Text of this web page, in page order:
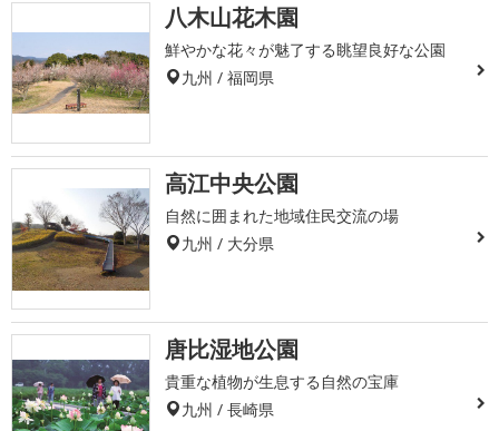
八木山花木園
鮮やかな花々が魅了する眺望良好な公園
九州 / 福岡県
高江中央公園
自然に囲まれた地域住民交流の場
九州 / 大分県
唐比湿地公園
貴重な植物が生息する自然の宝庫
九州 / 長崎県